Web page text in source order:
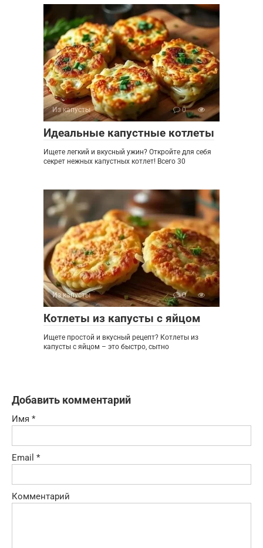
Из капусты 0
Идеальные капустные котлеты
Ищете легкий и вкусный ужин? Откройте для себя
секрет нежных капустных котлет! Всего 30
Из капусты 0
Котлеты из капусты с яйцом
Ищете простой и вкусный рецепт? Котлеты из
капусты с яйцом – это быстро, сытно
Добавить комментарий
Имя *
Email *
Комментарий